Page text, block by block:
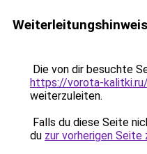
Weiterleitungshinweis
Die von dir besuchte
https://vorota-
weiterzuleiten.
Falls du diese Seite
du zur vorherigen Seite